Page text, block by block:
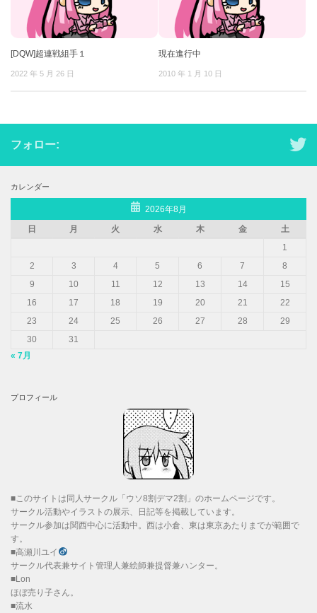
[DQW]超連戦組手１
2022 年 5 月 26 日
現在進行中
2010 年 1 月 10 日
フォロー:
カレンダー
2026年8月
日
月 火 水 木 金
土
1
2
3 4 5 6 7
8
9
10 11 12 13 14
15
16
17 18 19 20 21
22
23
24 25 26 27 28
29
30
31
« 7月
プロフィール
■このサイトは同人サークル「ウソ8割デマ2割」のホームページです。
サークル活動やイラストの展示、日記等を掲載しています。
サークル参加は関西中心に活動中。西は小倉、東は東京あたりまでが範囲で
す。
■高瀬川ユイ
サークル代表兼サイト管理人兼絵師兼提督兼ハンター。
■Lon
ほぼ売り子さん。
■流水